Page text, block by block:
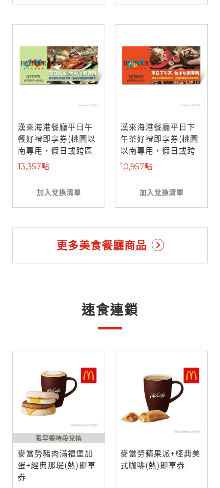
漢來海港餐廳平日午
餐好禮即享券(桃園以
南專用，假日或跨區
使用補需差 ...
13,357點
加入兌換清單
漢來海港餐廳平日下
午茶好禮即享券(桃園
以南專用，假日或跨
區使用補需 ...
10,957點
加入兌換清單
更多美食餐廳商品
速食連鎖
麥當勞豬肉滿福堡加
蛋+經典那堤(熱)即享
券
麥當勞蘋果派+經典美
式咖啡(熱)即享券